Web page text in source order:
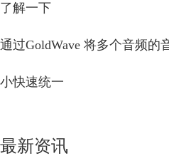
了解一下
通过GoldWave 将多个音频的
小快速统一
最新资讯